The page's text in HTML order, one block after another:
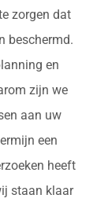
zorgen dat
beschermd.
en
zijn we
aan uw
een
heeft
staan klaar